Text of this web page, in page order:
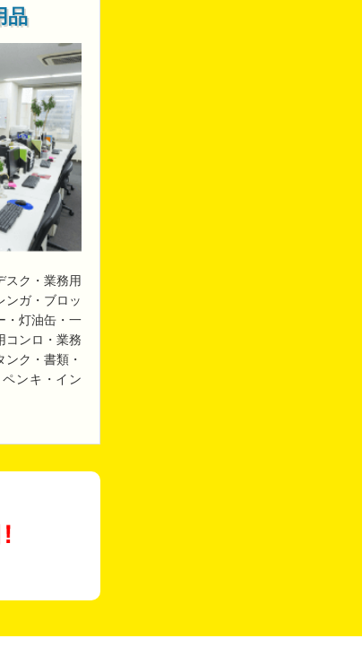
品
スク・業務用
ンガ・ブロッ
・灯油缶・一
コンロ・業務
ク・書類・
ンキ・イン